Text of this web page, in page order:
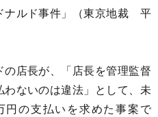
ナルド事件」（東京地裁 平
店長が、「店長を管理監督
ないのは違法」として、未
円の支払いを求めた事案で